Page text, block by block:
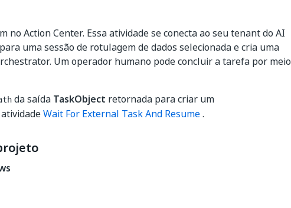
no Action Center. Essa atividade se conecta ao seu tenant do AI
uma sessão de rotulagem de dados selecionada e cria uma
Um operador humano pode concluir a tarefa por meio
da saída TaskObject retornada para criar um
Wait For External Task And Resume.